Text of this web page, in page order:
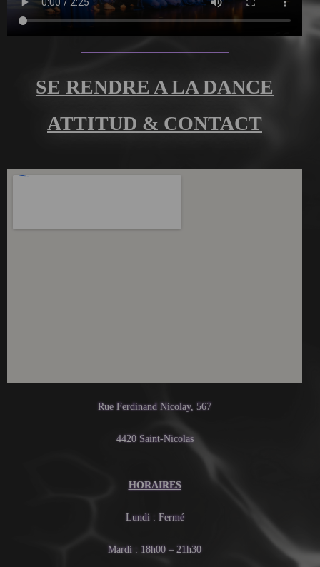
SE RENDRE A LA DANCE
ATTITUD & CONTACT
Rue Ferdinand Nicolay, 567
4420 Saint-Nicolas
HORAIRES
Lundi : Fermé
Mardi : 18h00 – 21h30